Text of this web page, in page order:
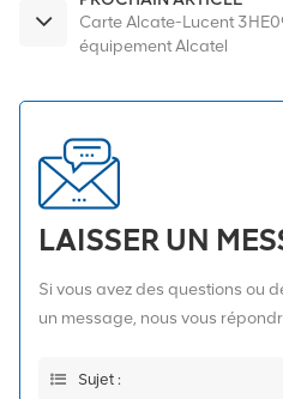
Carte Alcate-Lucent
équipement Alcatel
LAISSER UN
Si vous avez des questions ou
un message, nous vous
Sujet :